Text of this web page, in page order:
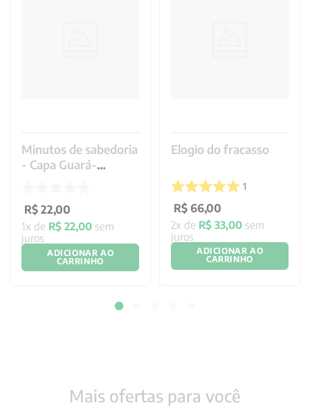
Minutos de sabedoria
- Capa Guará-
R$ 22,00
1x de R$ 22,00 sem
juros
ADICIONAR AO
CARRINHO
Elogio do fracasso
1
R$ 66,00
2x de R$ 33,00 sem
juros
ADICIONAR AO
CARRINHO
Mais ofertas para você